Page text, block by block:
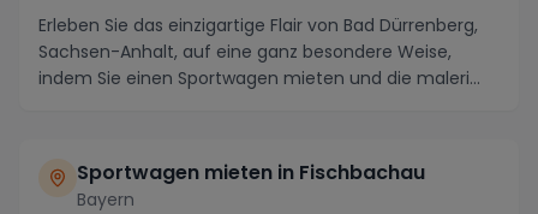
Erleben Sie das einzigartige Flair von Bad Dürrenberg,
Sachsen-Anhalt, auf eine ganz besondere Weise,
indem Sie einen Sportwagen mieten und die maleri...
Sportwagen mieten in Fischbachau
Bayern